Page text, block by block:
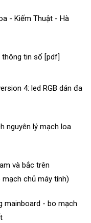
- Kiếm Thuật - Hà
thông tin số [pdf]
4: led RGB dán đa
nguyên lý mạch loa
và bắc trên
mạch chủ máy tính)
mainboard - bo mạch